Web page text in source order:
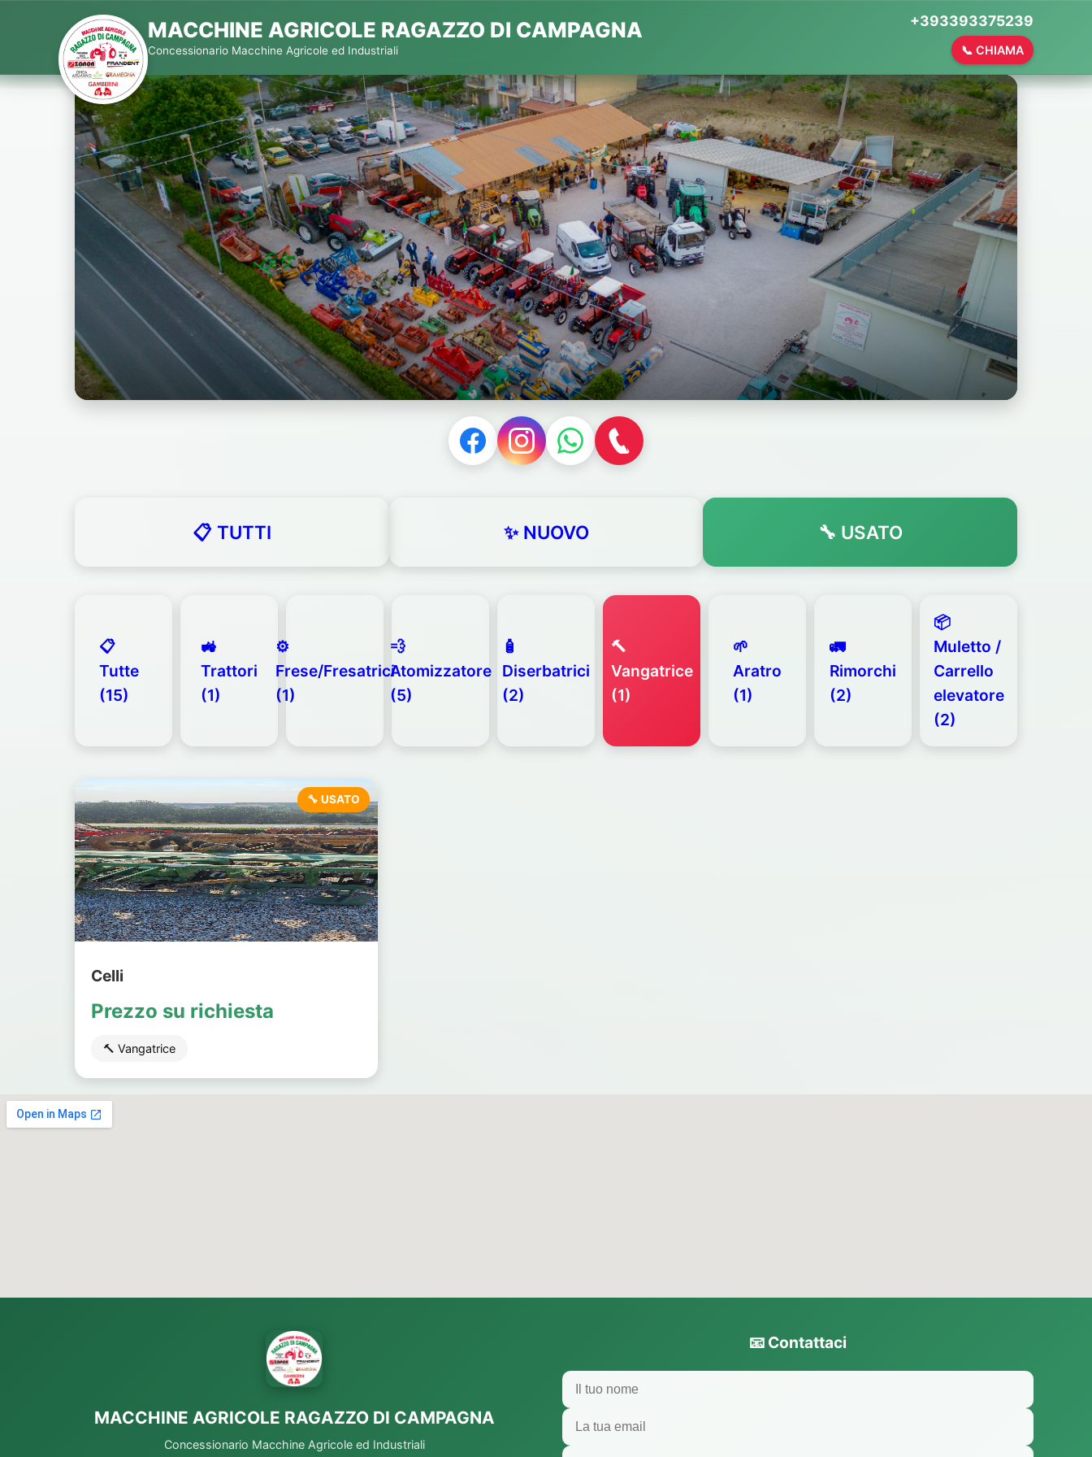
MACCHINE AGRICOLE RAGAZZO DI CAMPAGNA
Concessionario Macchine Agricole ed Industriali
+393393375239
📞 CHIAMA
📋 TUTTI ✨ NUOVO 🔧 USATO
📋
Tutte
(15)
🚜
Trattori
(1)
⚙️
Frese/Fresatrici
(1)
💨
Atomizzatore
(5)
🧴
Diserbatrici
(2)
🔨
Vangatrice
(1)
🌱
Aratro
(1)
🚛
Rimorchi
(2)
📦
Muletto /
Carrello
elevatore
(2)
🔧 USATO
Celli
Prezzo su richiesta
🔨 Vangatrice
MACCHINE AGRICOLE RAGAZZO DI CAMPAGNA
Concessionario Macchine Agricole ed Industriali
📧 Contattaci